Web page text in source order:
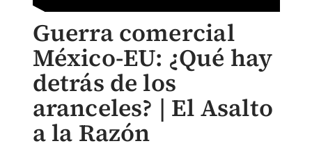
Guerra comercial
México-EU: ¿Qué hay
detrás de los
aranceles? | El Asalto
a la Razón